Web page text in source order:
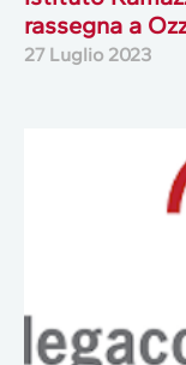
rassegna a
27 Luglio 2023